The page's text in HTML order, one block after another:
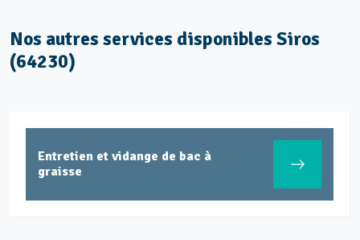
Nos autres services disponibles Siros
(64230)
Entretien et vidange de bac à
graisse